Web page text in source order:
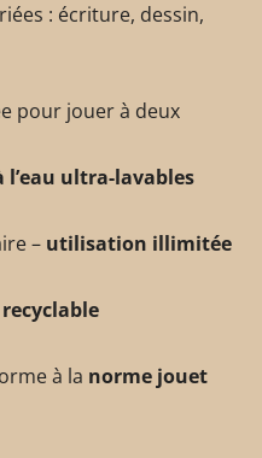
: écriture, dessin,
pour jouer à deux
l’eau ultra-lavables
– utilisation illimitée
recyclable
à la norme jouet